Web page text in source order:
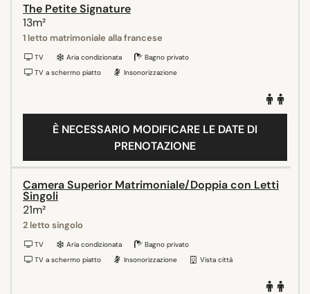
The Petite Signature
13m²
1 letto matrimoniale alla francese
TV Aria condizionata
Bagno privato
TV a schermo piatto
Insonorizzazione
È NECESSARIO MODIFICARE LE DATE DI
PRENOTAZIONE
Camera Superior Matrimoniale/Doppia con Letti
Singoli
21m²
2 letto singolo
TV Aria condizionata
Bagno privato
TV a schermo piatto
Insonorizzazione Vista città